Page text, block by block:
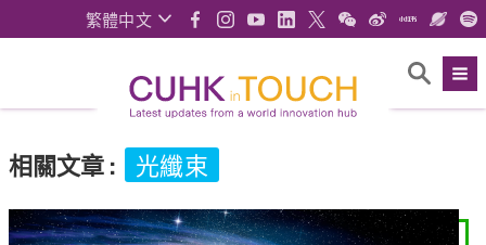
繁體中文
相關文章: 光纖束